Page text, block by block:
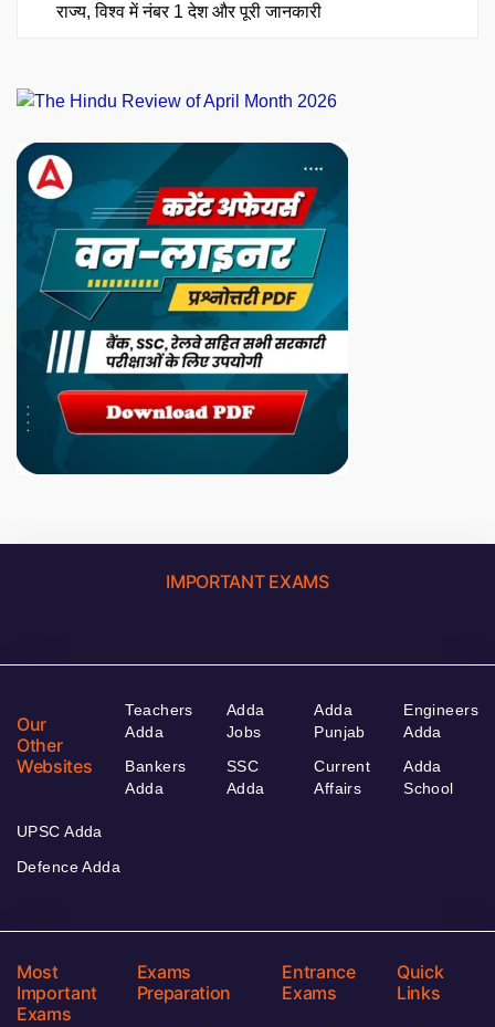
राज्य, विश्व में नंबर 1 देश और पूरी जानकारी
IMPORTANT EXAMS
Our
Other
Websites
Teachers
Adda
Bankers
Adda
Adda
Jobs
SSC
Adda
Adda
Punjab
Current
Affairs
Engineers
Adda
Adda
School
UPSC Adda
Defence Adda
Most
Important
Exams
Exams
Preparation
Entrance
Exams
Quick
Links